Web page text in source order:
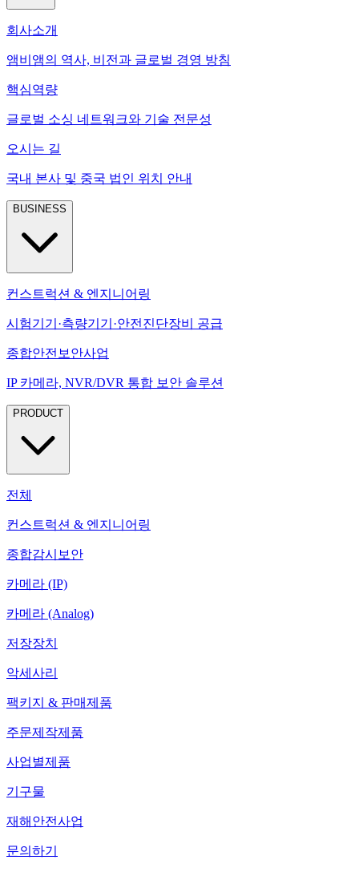
회사소개
앰비앰의 역사, 비전과 글로벌 경영 방침
핵심역량
글로벌 소싱 네트워크와 기술 전문성
오시는 길
국내 본사 및 중국 법인 위치 안내
BUSINESS
컨스트럭션 & 엔지니어링
시험기기·측량기기·안전진단장비 공급
종합안전보안사업
IP 카메라, NVR/DVR 통합 보안 솔루션
PRODUCT
전체
컨스트럭션 & 엔지니어링
종합감시보안
카메라 (IP)
카메라 (Analog)
저장장치
악세사리
팩키지 & 판매제품
주문제작제품
사업별제품
기구물
재해안전사업
문의하기